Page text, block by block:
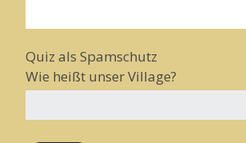
Quiz als Spamschutz
Wie heißt unser Village?